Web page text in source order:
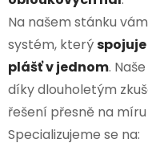
Na našem stánku
systém, který
plášť v jednom.
díky dlouholetým
řešení přesně na
Specializujeme se na: